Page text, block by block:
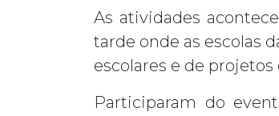
As atividades
tarde onde as escolas
escolares e de
Participaram do